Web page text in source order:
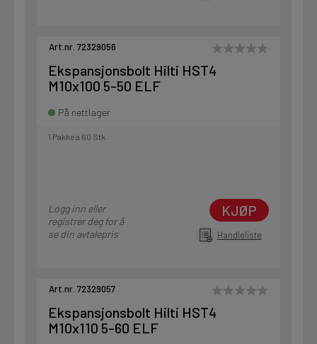
Art.nr. 72329056
Ekspansjonsbolt Hilti HST4
M10x100 5-50 ELF
På nettlager
1 Pakke a 60 Stk
Logg inn eller
registrer deg for å
se din avtalepris
KJØP
Handleliste
Art.nr. 72329057
Ekspansjonsbolt Hilti HST4
M10x110 5-60 ELF